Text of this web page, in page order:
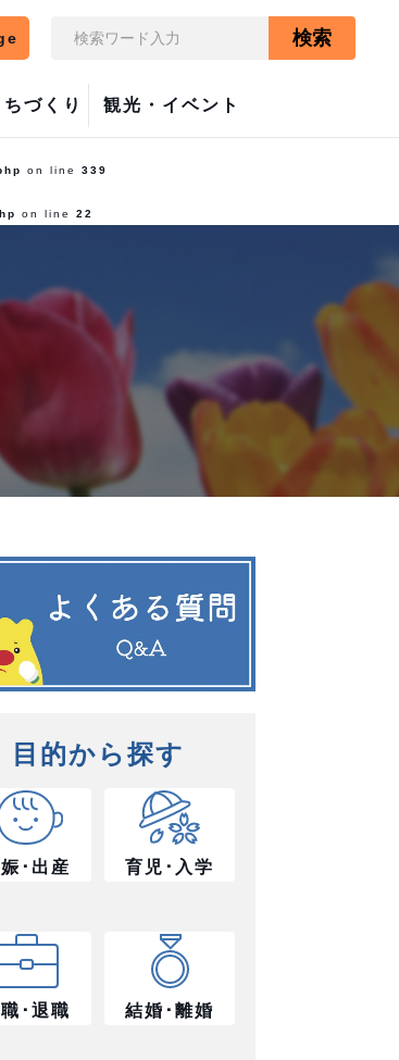
on line 339
on line 22
づくり 観光・イベント
検索
目的から探す
･出産 育児･入学
･退職 結婚･離婚